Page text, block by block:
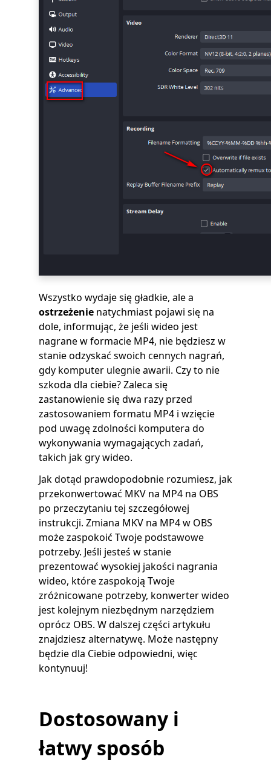
Wszystko wydaje się gładkie, ale a
ostrzeżenie natychmiast pojawi się na
dole, informując, że jeśli wideo jest
nagrane w formacie MP4, nie będziesz w
stanie odzyskać swoich cennych nagrań,
gdy komputer ulegnie awarii. Czy to nie
szkoda dla ciebie? Zaleca się
zastanowienie się dwa razy przed
zastosowaniem formatu MP4 i wzięcie
pod uwagę zdolności komputera do
wykonywania wymagających zadań,
takich jak gry wideo.
Jak dotąd prawdopodobnie rozumiesz, jak
przekonwertować MKV na MP4 na OBS
po przeczytaniu tej szczegółowej
instrukcji. Zmiana MKV na MP4 w OBS
może zaspokoić Twoje podstawowe
potrzeby. Jeśli jesteś w stanie
prezentować wysokiej jakości nagrania
wideo, które zaspokoją Twoje
zróżnicowane potrzeby, konwerter wideo
jest kolejnym niezbędnym narzędziem
oprócz OBS. W dalszej części artykułu
znajdziesz alternatywę. Może następny
będzie dla Ciebie odpowiedni, więc
kontynuuj!
Dostosowany i
łatwy sposób